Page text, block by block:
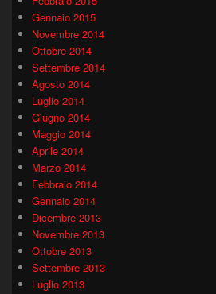
Gennaio 2015
Novembre 2014
Ottobre 2014
Settembre 2014
Agosto 2014
Luglio 2014
Giugno 2014
Maggio 2014
Aprile 2014
Marzo 2014
Febbraio 2014
Gennaio 2014
Dicembre 2013
Novembre 2013
Ottobre 2013
Settembre 2013
Luglio 2013